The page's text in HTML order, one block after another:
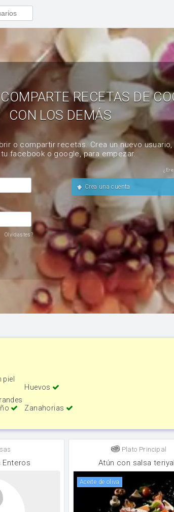
RECETAS DE
CON LOS DEMÁS
o compartir recetas. Crea un nuevo
facebook o google, para empezar.
Olvidastes?
Crea una cuenta
piel
Huevos
Zanahorias
Enteros
Plato Principal
Atún con salsa
aceite de oliva